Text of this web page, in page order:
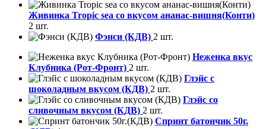
Живинка Tropic sea со вкусом ананас-вишня(Конти)
2 шт.
Фэнси (КДВ) 2 шт.
Неженка вкус
Клубника (Рот-Фронт) 2 шт.
Глэйс с
шоколадным вкусом (КДВ) 2 шт.
Глэйс со
сливочным вкусом (КДВ) 2 шт.
Спринт батончик 50г.